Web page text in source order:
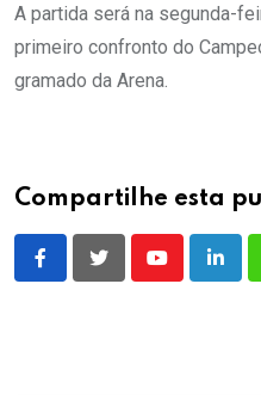
A partida será na segunda-
primeiro confronto do
gramado da Arena.
Compartilhe esta
Youtube